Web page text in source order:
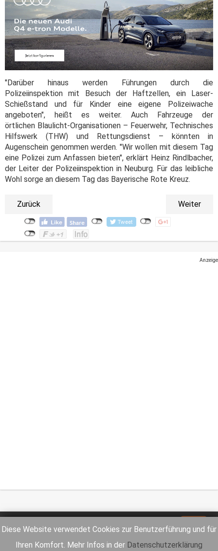
Diese Website verwendet Cookies zur Benutzerführung und für
Ihren Komfort. Mehr Infos in der Datenschutzerklärung
"Darüber hinaus werden Führungen durch die
Polizeiinspektion mit Besuch der Haftzellen, ein Laser-
Schießstand und für Kinder eine eigene Polizeiwache
angeboten", heißt es weiter. Auch Fahrzeuge der
örtlichen Blaulicht-Organisationen – Feuerwehr, Technisches
Hilfswerk (THW) und Rettungsdienst – könnten in
Augenschein genommen werden. "Wir wollen mit diesem Tag
eine Polizei zum Anfassen bieten", erklärt Heinz Rindlbacher,
der Leiter der Polizeiinspektion in Neuburg. Für das leibliche
Wohl sorge an diesem Tag das Bayerische Rote Kreuz.
Zurück Weiter
Anzeige